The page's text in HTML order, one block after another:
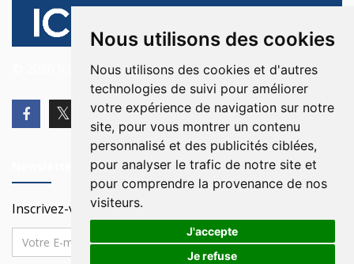
Nous utilisons des cookies
Nous utilisons des cookies et d'autres
technologies de suivi pour améliorer
votre expérience de navigation sur notre
site, pour vous montrer un contenu
personnalisé et des publicités ciblées,
pour analyser le trafic de notre site et
pour comprendre la provenance de nos
visiteurs.
J'accepte
Je refuse
© 2026 Ici Beyrouth. Tous les droits sont réservés.
Inscrivez-vous à notre Newsletter